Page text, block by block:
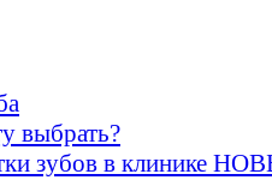
выбрать?
зубов в клинике